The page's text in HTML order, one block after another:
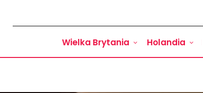
Wielka Brytania Holandia